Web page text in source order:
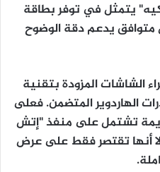
من مزايا تقنية "4 كيه" يتمثل في توفر بطاقة
متوافق يدعم دقة الوضوح
الشاشات المزودة بتقنية
الهاردوير المتضمن. فعلى
تشتمل على منفذ "إتش
أنها تقتصر فقط على عرض